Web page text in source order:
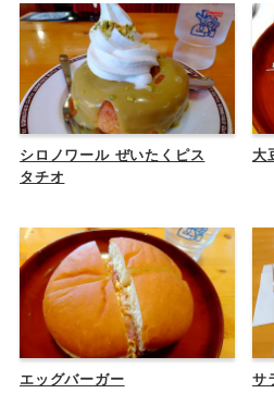
シロノワール ぜいたくピス
タチオ
大
エッグバーガー サ